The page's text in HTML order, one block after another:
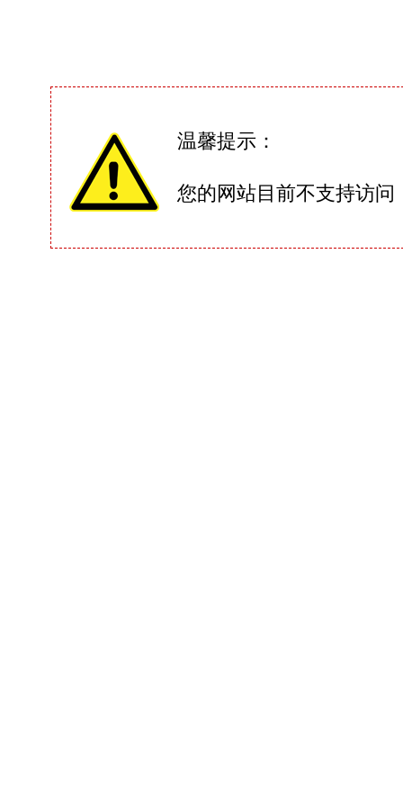
温馨提示：
您的网站目前不支持访